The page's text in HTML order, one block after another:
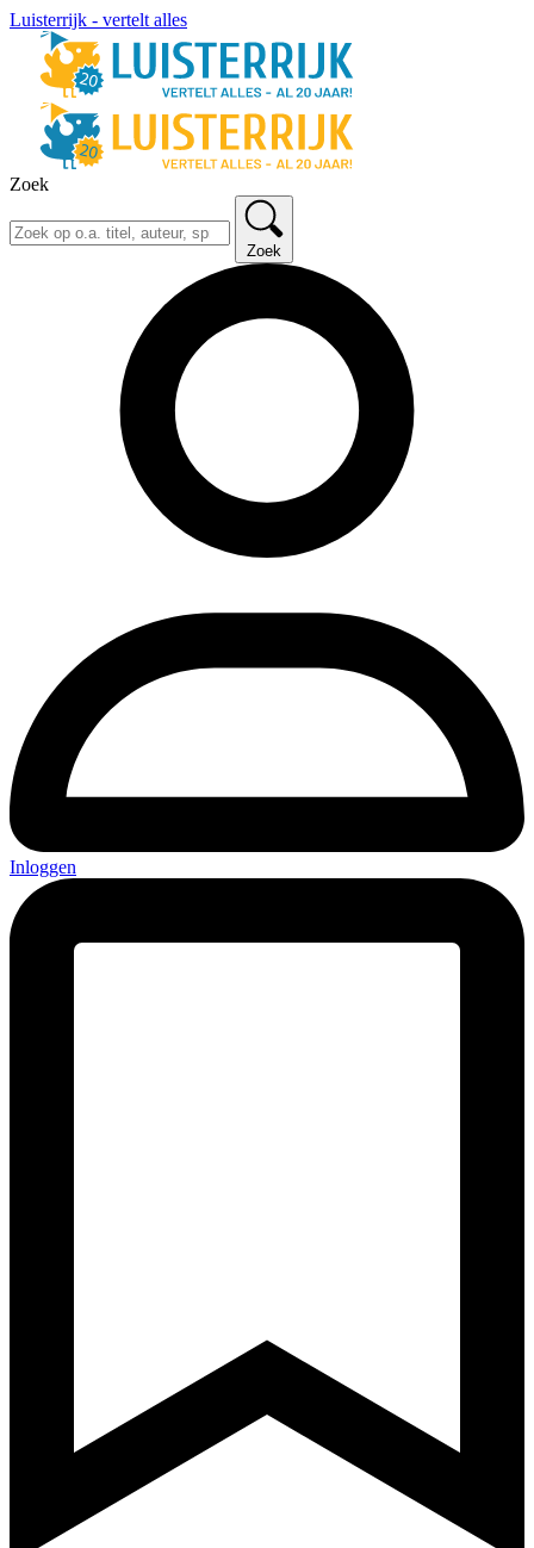
Luisterrijk - vertelt alles
Zoek
Zoek
Inloggen